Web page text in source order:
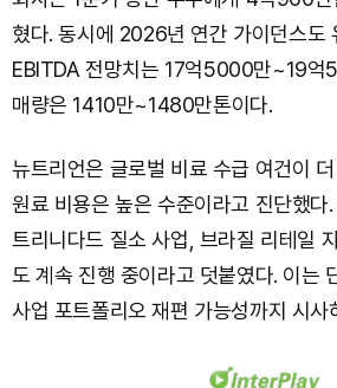
혔다. 동시에 2026년 연간 가이던스도
EBITDA 전망치는 17억5000만~19억
매량은 1410만~1480만톤이다.
뉴트리언은 글로벌 비료 수급 여건이
원료 비용은 높은 수준이라고 진단했다
트리니다드 질소 사업, 브라질 리테일
도 계속 진행 중이라고 덧붙였다. 이는
사업 포트폴리오 재편 가능성까지 시사